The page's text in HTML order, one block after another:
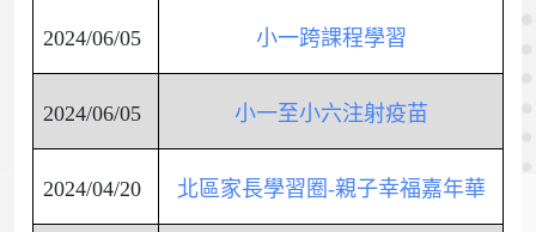
2024/06/05 小一跨課程學習
2024/06/05 小一至小六注射疫苗
2024/04/20 北區家長學習圈-親子幸福嘉年華